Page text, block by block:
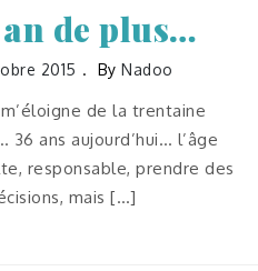
an de plus…
2015 ByNadoo
de la trentaine
36 ans aujourd’hui… l’âge
responsable, prendre des
mais […]